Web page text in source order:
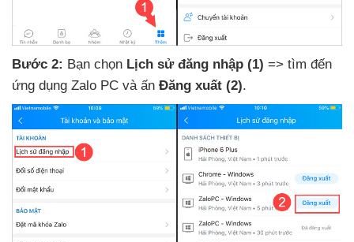
Bước 2: Bạn chọn Lịch sử đăng nhập (1) => tìm đến
ứng dụng Zalo PC và ấn Đăng xuất (2).